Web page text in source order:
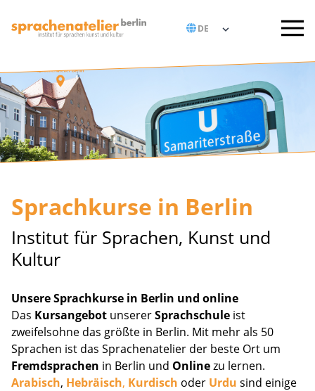
Sprachkurse in Berlin
Institut für Sprachen, Kunst und
Kultur
Unsere Sprachkurse in Berlin und online
Das Kursangebot unsererSprachschule ist
zweifelsohne das größte in Berlin. Mit mehr als 50
Sprachen ist das Sprachenatelier der beste Ort um
Fremdsprachen in Berlin und Onlinezu lernen.
Arabisch, Hebräisch, Kurdisch oder Urdu sind einige